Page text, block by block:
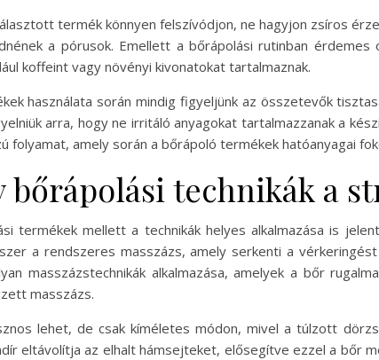
termék könnyen felszívódjon, ne hagyjon zsíros
a pórusok. Emellett a bőrápolási rutinban
koffeint vagy növényi kivonatokat tartalmaznak.
használata során mindig figyeljünk az összetevők
arra, hogy ne irritáló anyagokat tartalmazzanak a
folyamat, amely során a bőrápoló termékek hatóanyagai
bőrápolási technikák a
termékek mellett a technikák helyes alkalmazása is
a rendszeres masszázs, amely serkenti a
masszázstechnikák alkalmazása, amelyek a bőr
masszázs.
lehet, de csak kíméletes módon, mivel a túlzott
eltávolítja az elhalt hámsejteket, elősegítve ezzel a bőr